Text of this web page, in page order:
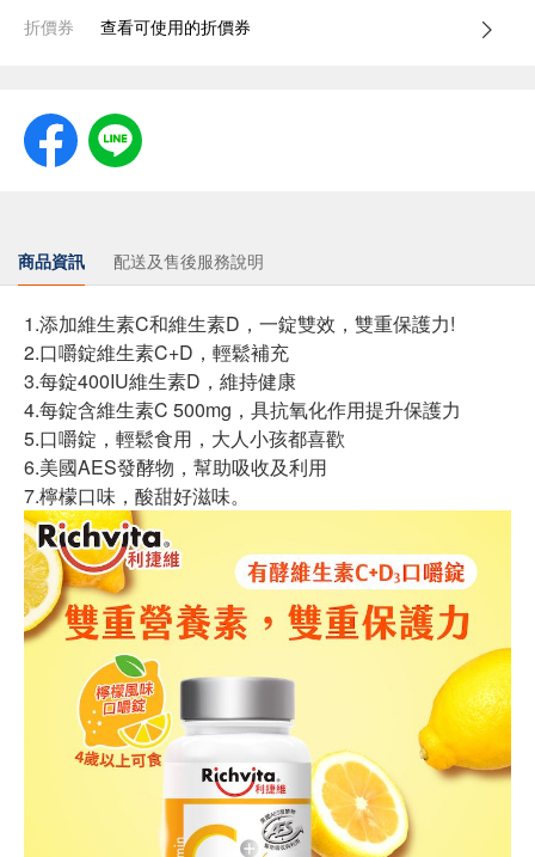
折價券 查看可使用的折價券
商品資訊 配送及售後服務說明
1.添加維生素C和維生素D，一錠雙效，雙重保護力!
2.口嚼錠維生素C+D，輕鬆補充
3.每錠400IU維生素D，維持健康
4.每錠含維生素C 500mg，具抗氧化作用提升保護力
5.口嚼錠，輕鬆食用，大人小孩都喜歡
6.美國AES發酵物，幫助吸收及利用
7.檸檬口味，酸甜好滋味。